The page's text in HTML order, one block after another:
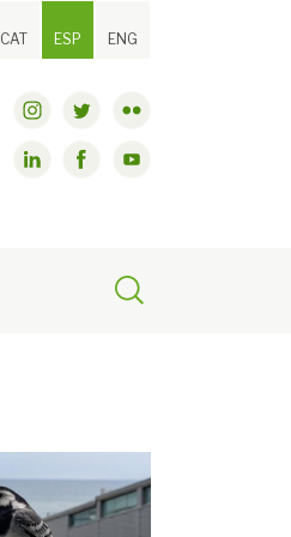
CAT ESP ENG